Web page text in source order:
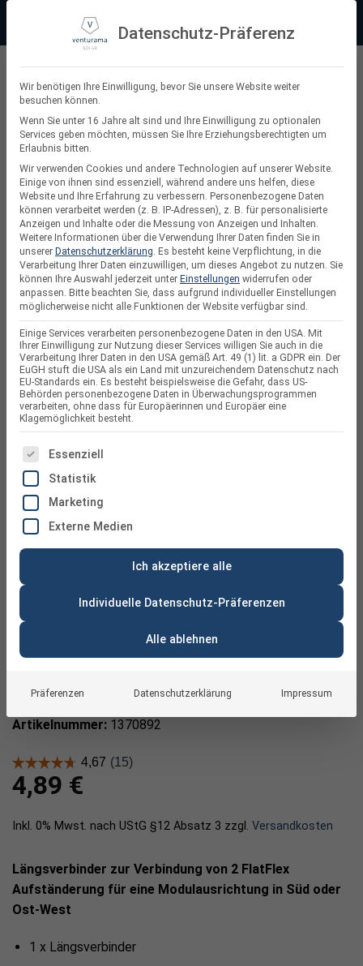
springen
+49 (0) 64 64 37 19 5 - 0
Suchen
nach:
PV Unterkonstruktionen und Befestigungen
FlatFlex Längsverbinder
Artikelnummer: 1370892
4,89 €
Inkl. 0% Mwst. nach UStG §12 Absatz 3 zzgl. Versandkosten
Längsverbinder zur Verbindung von 2 FlatFlex
Aufständerung für eine Modulausrichtung in Süd oder
Ost-West
1 x Längsverbinder
Datenschutz-Präferenz
Wir benötigen Ihre Einwilligung, bevor Sie unsere Website weiter
besuchen können.
Wenn Sie unter 16 Jahre alt sind und Ihre Einwilligung zu optionalen
Services geben möchten, müssen Sie Ihre Erziehungsberechtigten um
Erlaubnis bitten.
Wir verwenden Cookies und andere Technologien auf unserer Website.
Einige von ihnen sind essenziell, während andere uns helfen, diese
Website und Ihre Erfahrung zu verbessern. Personenbezogene Daten
können verarbeitet werden (z. B. IP-Adressen), z. B. für personalisierte
Anzeigen und Inhalte oder die Messung von Anzeigen und Inhalten.
Weitere Informationen über die Verwendung Ihrer Daten finden Sie in
unserer Datenschutzerklärung. Es besteht keine Verpflichtung, in die
Verarbeitung Ihrer Daten einzuwilligen, um dieses Angebot zu nutzen. Sie
können Ihre Auswahl jederzeit unter Einstellungen widerrufen oder
anpassen. Bitte beachten Sie, dass aufgrund individueller Einstellungen
möglicherweise nicht alle Funktionen der Website verfügbar sind.
Einige Services verarbeiten personenbezogene Daten in den USA. Mit
Ihrer Einwilligung zur Nutzung dieser Services willigen Sie auch in die
Verarbeitung Ihrer Daten in den USA gemäß Art. 49 (1) lit. a GDPR ein. Der
EuGH stuft die USA als ein Land mit unzureichendem Datenschutz nach
EU-Standards ein. Es besteht beispielsweise die Gefahr, dass US-
Behörden personenbezogene Daten in Überwachungsprogrammen
verarbeiten, ohne dass für Europäerinnen und Europäer eine
Klagemöglichkeit besteht.
ES FOLGT EINE LISTE DER SERVICE-GRUPPEN, FÜR
Essenziell
Statistik
Marketing
Externe Medien
Ich akzeptiere alle
Individuelle Datenschutz-Präferenzen
Alle ablehnen
Präferenzen Datenschutzerklärung Impressum